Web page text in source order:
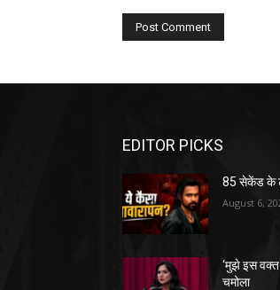
EDITOR PICKS
85 सेकेंड के
August 6,
‘मुझे इस वक्त
चमोला